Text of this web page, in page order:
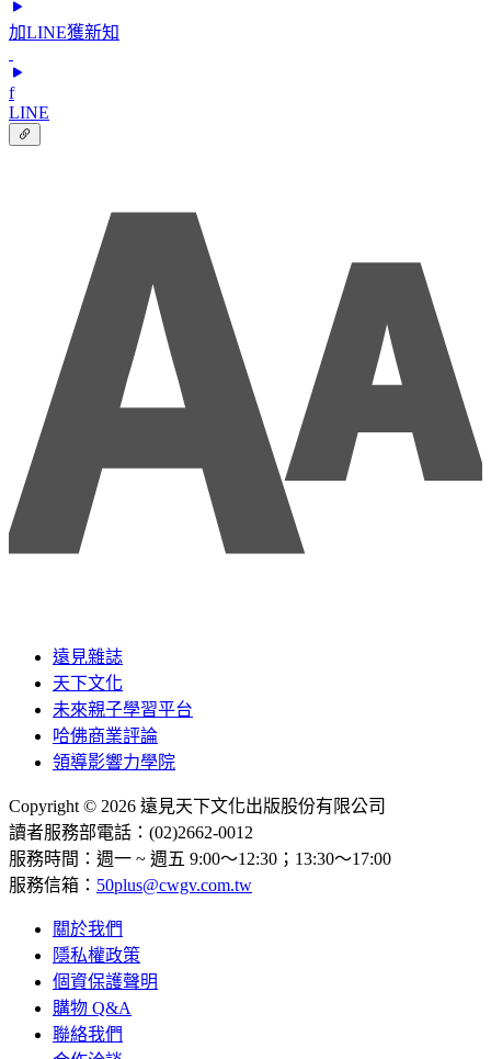
加LINE獲新知
f
LINE
遠見雜誌
天下文化
未來親子學習平台
哈佛商業評論
領導影響力學院
Copyright © 2026 遠見天下文化出版股份有限公司
讀者服務部電話：(02)2662-0012
服務時間：週一 ~ 週五 9:00～12:30；13:30～17:00
服務信箱： 50plus@cwgv.com.tw
關於我們
隱私權政策
個資保護聲明
購物 Q&A
聯絡我們